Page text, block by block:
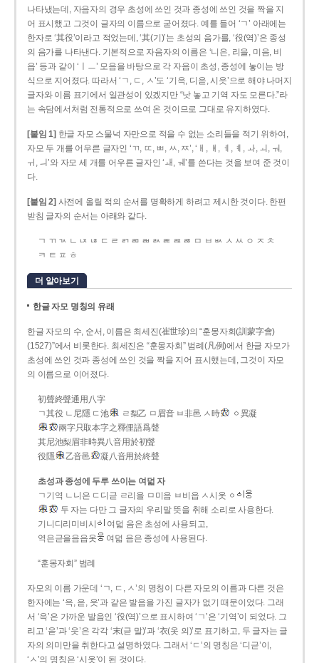
나타냈는데, 자음자의 경우 초성에 쓰인 것과 종성에 쓰인 것을 짝을 지
어 표시했고 그것이 글자의 이름으로 굳어졌다. 예를 들어 ‘ㄱ’ 아래에는
한자로 ‘其役’이라고 적었는데, ‘其(기)’는 초성의 음가를, ‘役(역)’은 종성
의 음가를 나타낸다. 기본적으로 자음자의 이름은 ‘니은, 리을, 미음, 비
읍’ 등과 같이 ‘ㅣㅡ’ 모음을 바탕으로 각 자음이 초성, 종성에 놓이는 방
식으로 지어졌다. 따라서 ‘ㄱ, ㄷ, ㅅ’도 ‘기윽, 디읃, 시읏’으로 해야 나머지
글자와 이름 표기에서 일관성이 있겠지만 “낫 놓고 기역 자도 모른다.”라
는 속담에서처럼 전통적으로 쓰여 온 것이므로 그대로 유지하였다.
[붙임 1] 한글 자모 스물넉 자만으로 적을 수 없는 소리들을 적기 위하여,
자모 두 개를 어우른 글자인 ‘ㄲ, ㄸ, ㅃ, ㅆ, ㅉ’, ‘ㅐ, ㅒ, ㅔ, ㅖ, ㅘ, ㅚ, ㅝ,
ㅟ, ㅢ’와 자모 세 개를 어우른 글자인 ‘ㅙ, ㅞ’를 쓴다는 것을 보여 준 것이
다.
[붙임 2] 사전에 올릴 적의 순서를 명확하게 하려고 제시한 것이다. 한편
받침 글자의 순서는 아래와 같다.
ㄱ ㄲ ㄳ ㄴ ㄵ ㄶ ㄷ ㄹ ㄺ ㄻ ㄼ ㄽ ㄾ ㄿ ㅀ ㅁ ㅂ ㅄ ㅅ ㅆ ㅇ ㅈ ㅊ
ㅋ ㅌ ㅍ ㅎ
더 알아보기
한글 자모 명칭의 유래
한글 자모의 수, 순서, 이름은 최세진(崔世珍)의 “훈몽자회(訓蒙字會)
(1527)”에서 비롯한다. 최세진은 “훈몽자회” 범례(凡例)에서 한글 자모가
초성에 쓰인 것과 종성에 쓰인 것을 짝을 지어 표시했는데, 그것이 자모
의 이름으로 이어졌다.
初聲終聲通用八字
ㄱ其役 ㄴ尼隱 ㄷ池
ㄹ梨乙 ㅁ眉音 ㅂ非邑 ㅅ時
ㆁ異凝
兩字只取本字之釋俚語爲聲
其尼池梨眉非時異八音用於初聲
役隱
乙音邑 凝八音用於終聲
초성과 종성에 두루 쓰이는 여덟 자
ㄱ기역 ㄴ니은 ㄷ디귿 ㄹ리을 ㅁ미음 ㅂ비읍 ㅅ시옷 ㆁ
두 자는 다만 그 글자의 우리말 뜻을 취해 소리로 사용한다.
기니디리미비시
여덟 음은 초성에 사용되고,
역은귿을음읍옷
여덟 음은 종성에 사용된다.
“훈몽자회” 범례
자모의 이름 가운데 ‘ㄱ, ㄷ, ㅅ’의 명칭이 다른 자모의 이름과 다른 것은
한자에는 ‘윽, 읃, 읏’과 같은 발음을 가진 글자가 없기 때문이었다. 그래
서 ‘윽’은 가까운 발음인 ‘役(역)’으로 표시하여 ‘ㄱ’은 ‘기역’이 되었다. 그
리고 ‘읃’과 ‘읏’은 각각 ‘末(귿 말)’과 ‘衣(옷 의)’로 표기하고, 두 글자는 글
자의 의미만을 취한다고 설명하였다. 그래서 ‘ㄷ’의 명칭은 ‘디귿’이,
‘ㅅ’의 명칭은 ‘시옷’이 된 것이다.